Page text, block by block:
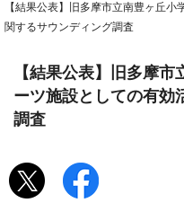
【結果公表】旧多摩市立南豊ヶ丘
関するサウンディング調査
【結果公表】旧多摩
ーツ施設としての有効
調査